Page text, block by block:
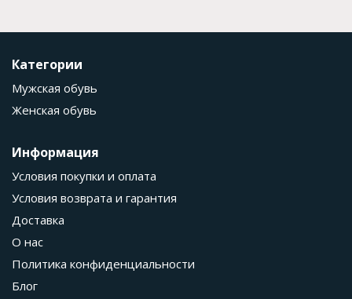
Категории
Мужская обувь
Женская обувь
Информация
Условия покупки и оплата
Условия возврата и гарантия
Доставка
О нас
Политика конфиденциальности
Блог